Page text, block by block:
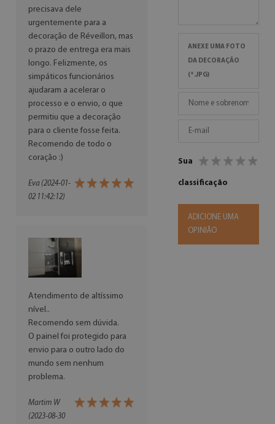
precisava dele
urgentemente para a
decoração de Réveillon, mas
o prazo de entrega era mais
longo. Felizmente, os
simpáticos funcionários
ajudaram a acelerar o
processo e o envio, o que
permitiu que a decoração
para o cliente fosse feita.
Recomendo de todo o
coração :)
Eva (2024-01-
02 11:42:12)
Atendimento de altíssimo
nível..
Recomendo sem dúvida.
O painel foi protegido para
envio para o outro lado do
mundo sem nenhum
problema.
Martim W
(2023-08-30
ANEXE UMA FOTO
DA DECORAÇÃO
(*.JPG)
Sua
classificação
ADICIONE UMA
OPINIÃO